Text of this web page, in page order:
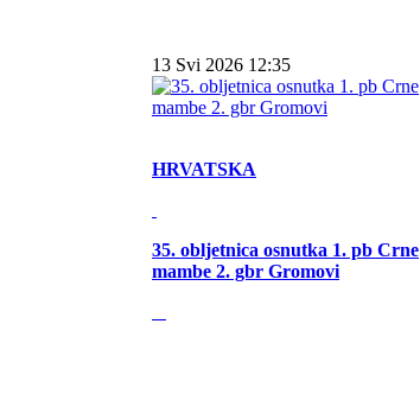
13 Svi 2026 12:35
HRVATSKA
35. obljetnica osnutka 1. pb Crne
mambe 2. gbr Gromovi